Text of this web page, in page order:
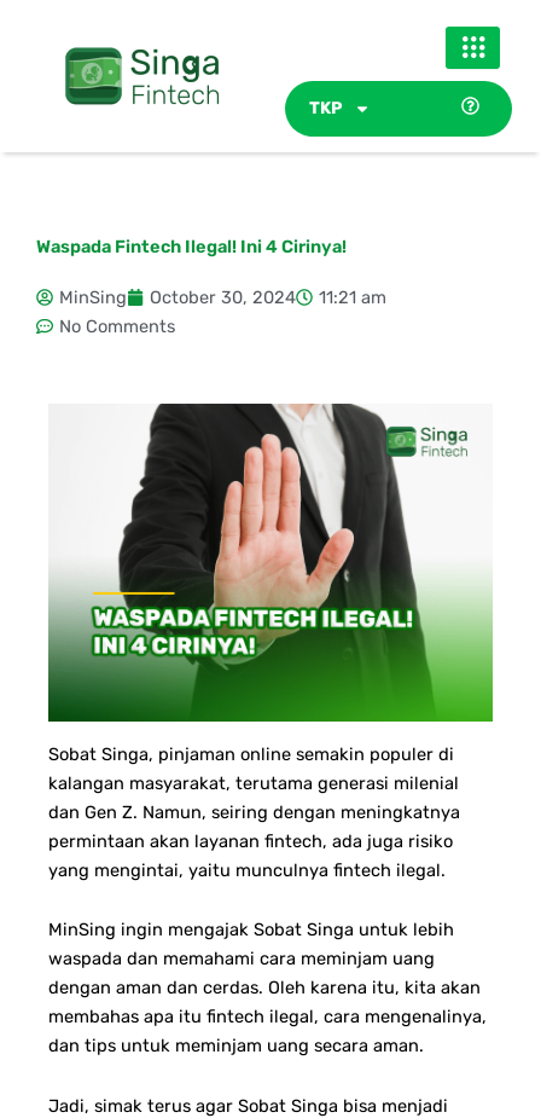
TKP
Waspada Fintech Ilegal! Ini 4 Cirinya!
MinSing October 30, 2024
11:21 am
No Comments
Sobat Singa, pinjaman online semakin populer di
kalangan masyarakat, terutama generasi milenial
dan Gen Z. Namun, seiring dengan meningkatnya
permintaan akan layanan fintech, ada juga risiko
yang mengintai, yaitu munculnya fintech ilegal.
MinSing ingin mengajak Sobat Singa untuk lebih
waspada dan memahami cara meminjam uang
dengan aman dan cerdas. Oleh karena itu, kita akan
membahas apa itu fintech ilegal, cara mengenalinya,
dan tips untuk meminjam uang secara aman.
Jadi, simak terus agar Sobat Singa bisa menjadi